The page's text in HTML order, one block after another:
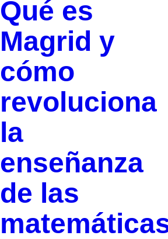
Qué es
Magrid y
cómo
revoluciona
la
enseñanza
de las